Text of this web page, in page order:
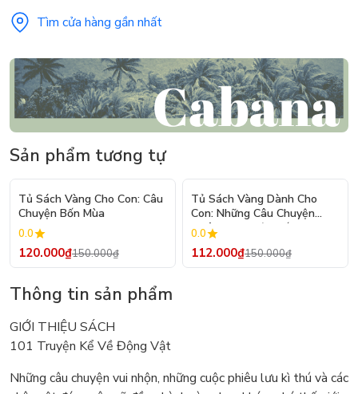
Tìm cửa hàng gần nhất
Sản phẩm tương tự
- 20%
Tủ Sách Vàng Cho Con: Câu
Chuyện Bốn Mùa
0.0
120.000₫150.000₫
Tủ Sách Vàng Dành Cho
Con: Những Câu Chuyện
Phiêu Lưu Li Kì Nhất
0.0
112.000₫150.000₫
Thông tin sản phẩm
GIỚI THIỆU SÁCH
101 Truyện Kể Về Động Vật
Những câu chuyện vui nhộn, những cuộc phiêu lưu kì thú và các